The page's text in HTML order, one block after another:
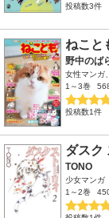
投稿数3件
ねこと
野中のば
女性マンガ
1～3巻
投稿数1件
ダスク
TONO
少女マンガ
1～2巻